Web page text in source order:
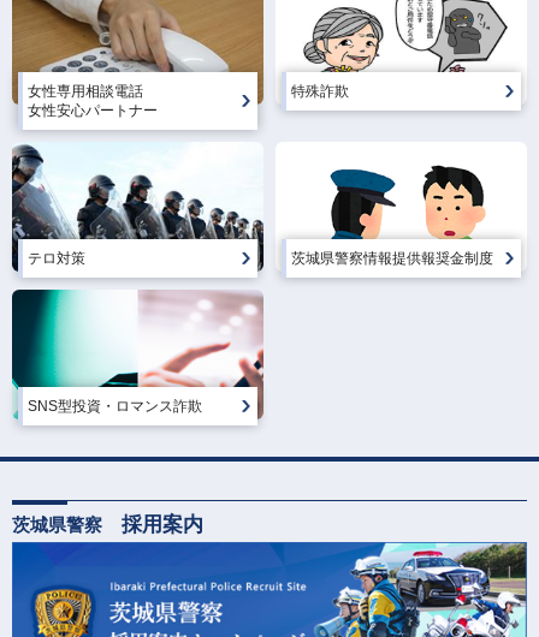
女性専用相談電話
女性安心パートナー
特殊詐欺
テロ対策 茨城県警察情報提供報奨金制度
SNS型投資・ロマンス詐欺
茨城県警察 採用案内